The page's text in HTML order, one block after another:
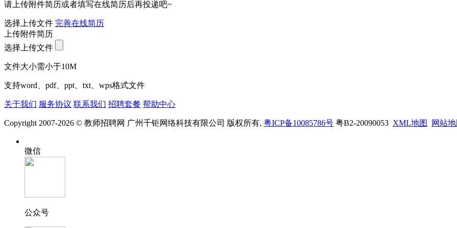
请上传附件简历或者填写在线简历后再投递吧~
选择上传文件 完善在线简历
上传附件简历
选择上传文件
文件大小需小于10M
支持word、pdf、ppt、txt、wps格式文件
关于我们 服务协议 联系我们 招聘套餐 帮助中心
Copyright 2007-2026 © 教师招聘网 广州千钜网络科技有限公司 版权所有, 粤ICP备10085786号 粤B2-20090053 XML地图 网站
微信
公众号